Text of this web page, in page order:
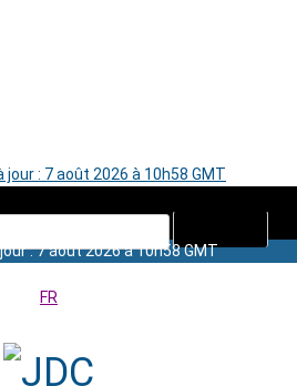
jour : 7 août 2026 à 10h58 GMT
: 7 août 2026 à 10h58 GMT
FR